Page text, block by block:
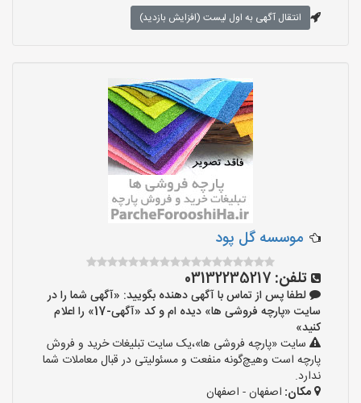
انتقال آگهی به اول لیست (افزایش بازدید)
موسسه گل پود
تلفن: 03132235217
لطفا پس از تماس با آگهی دهنده بگویید: «آگهی شما را در
سایت «پارچه فروشی ها» دیده ام و کد «آگهی-17» را اعلام
کنید»
سایت «پارچه فروشی ها»،یک سایت تبلیغات خرید و فروش
پارچه است وهیچ‌گونه منفعت و مسئولیتی در قبال معاملات شما
ندارد.
مکان: اصفهان - اصفهان